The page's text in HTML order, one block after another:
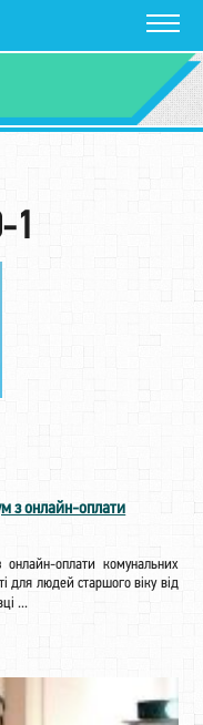
1
з онлайн-оплати
оплати комунальних
для людей старшого віку від
...